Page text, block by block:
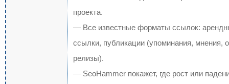
проекта.
— Все известные форматы ссылок:
ссылки, публикации (упоминания, мнения,
релизы).
— SeoHammer покажет, где рост или